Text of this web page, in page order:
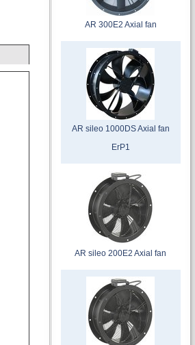
AR 300E2 Axial fan
AR sileo 1000DS Axial fan
ErP1
AR sileo 200E2 Axial fan